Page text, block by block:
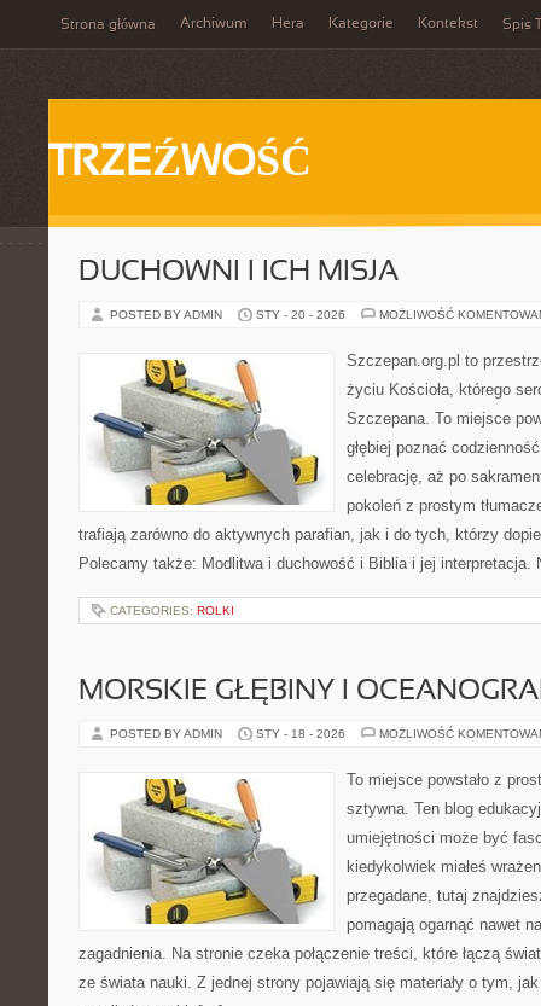
Strona główna Archiwum Hera Kategorie Kontekst Spis
TRZEŹWOŚĆ
DUCHOWNI I ICH MISJA
POSTED BY ADMIN STY - 20 - 2026 MOŻLIWOŚĆ
Szczepan.org.pl to
życiu Kościoła, którego
Szczepana. To miejsce
głębiej poznać
celebrację, aż po
pokoleń z prostym
trafiają zarówno do aktywnych parafian, jak i do tych, którzy
Polecamy także: Modlitwa i duchowość i Biblia i jej interpretacja.
CATEGORIES: ROLKI
MORSKIE GŁĘBINY I
POSTED BY ADMIN STY - 18 - 2026 MOŻLIWOŚĆ
To miejsce powstało z
sztywna. Ten blog
umiejętności może być
kiedykolwiek miałeś
przegadane, tutaj
pomagają ogarnąć nawet
zagadnienia. Na stronie czeka połączenie treści, które łączą
ze świata nauki. Z jednej strony pojawiają się materiały o tym,